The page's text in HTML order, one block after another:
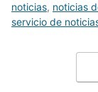
noticias, noticias
servicio de